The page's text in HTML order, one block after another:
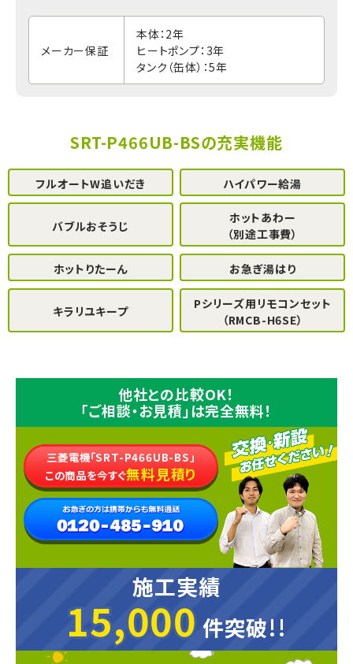
メーカー保証
本体：2年
ヒートポンプ：3年
タンク（缶体）：5年
SRT-P466UB-BSの充実機能
フルオートW追いだき ハイパワー給湯
バブルおそうじ
ホットあわー
（別途工事費）
ホットりたーん お急ぎ湯はり
キラリユキープ
Pシリーズ用リモコンセット
（RMCB-H6SE）
他社との比較OK！
「ご相談・お見積」は完全無料！
三菱電機「SRT-P466UB-BS」
この商品を今すぐ無料見積り
施工実績
15,000
15,000 件突破!!